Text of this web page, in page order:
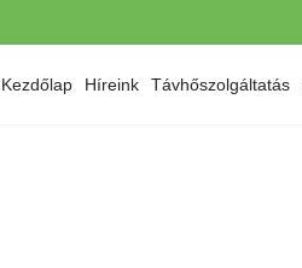
Kezdőlap Híreink Távhőszolgáltatás